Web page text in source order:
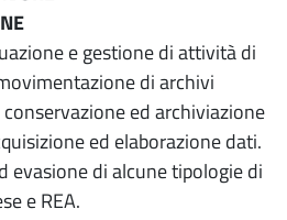
e gestione di attività di
di archivi
ed archiviazione
ed elaborazione dati.
evasione di alcune tipologie di
e REA.